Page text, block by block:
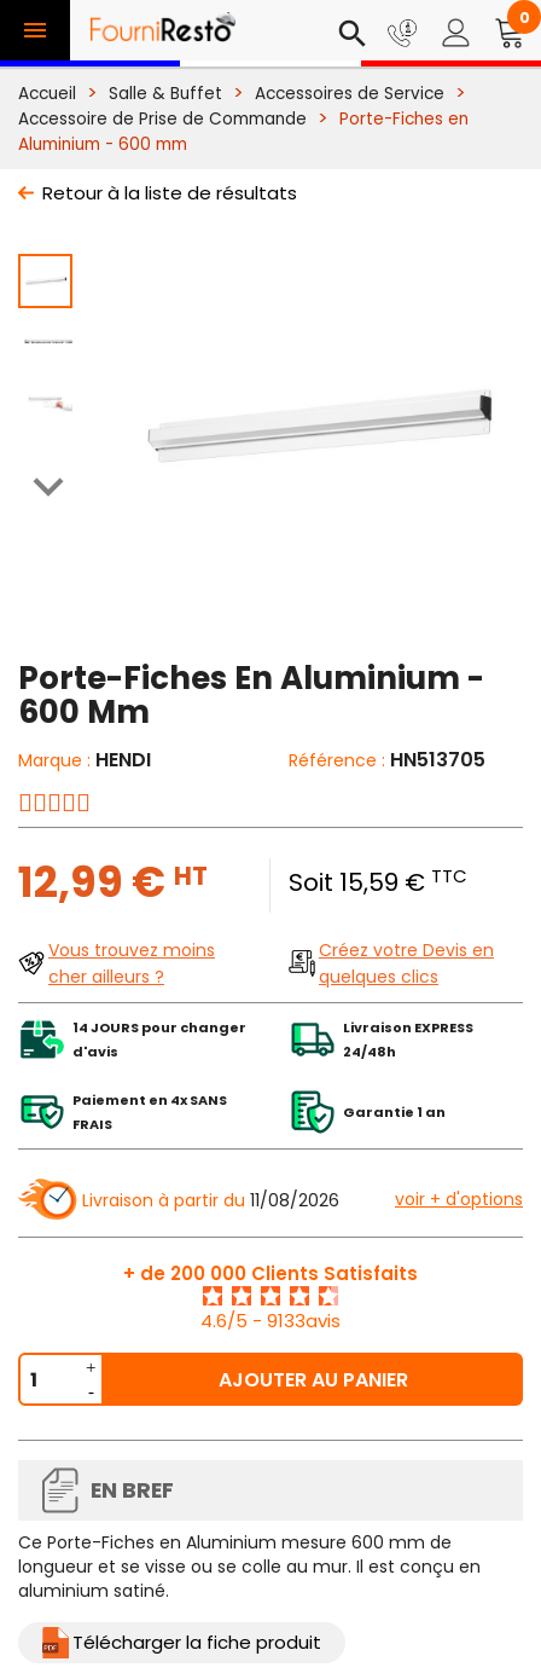
 search 0
Accueil Salle & Buffet
Accessoires de Service
Accessoire de Prise de Commande
Porte-Fiches en
Aluminium - 600 mm
Retour à la liste de résultats

Porte-Fiches En Aluminium -
600 Mm
Marque : HENDI Référence : HN513705
12,99 € HT Soit 15,59 € TTC
Vous trouvez moins
cher ailleurs ?
Créez votre Devis en
quelques clics
14 JOURS pour changer
d'avis
Livraison EXPRESS
24/48h
Paiement en 4x SANS
FRAIS
Garantie 1 an
Livraison à partir du 11/08/2026 voir + d'options
+ de 200 000 Clients Satisfaits
4.6/5 - 9133avis
AJOUTER AU PANIER
EN BREF
Ce Porte-Fiches en Aluminium mesure 600 mm de
longueur et se visse ou se colle au mur. Il est conçu en
aluminium satiné.
Télécharger la fiche produit